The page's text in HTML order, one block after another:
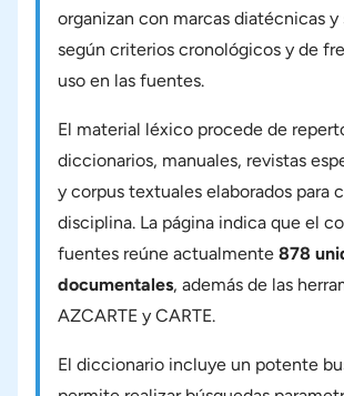
organizan con marcas diatécnicas y
según criterios cronológicos y de
uso en las fuentes.
El material léxico procede de
diccionarios, manuales, revistas
y corpus textuales elaborados para
disciplina. La página indica que el
fuentes reúne actualmente 878
documentales, además de las
AZCARTE y CARTE.
El diccionario incluye un potente